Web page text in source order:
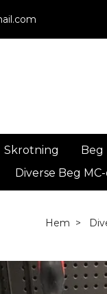
Skrotning Beg
Diverse Beg
Hem